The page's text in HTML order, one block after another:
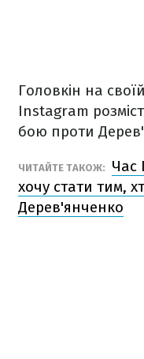
Головкін на
Instagram
бою проти
ЧИТАЙТЕ ТАКОЖ:
Час
хочу стати тим,
Дерев'янченко